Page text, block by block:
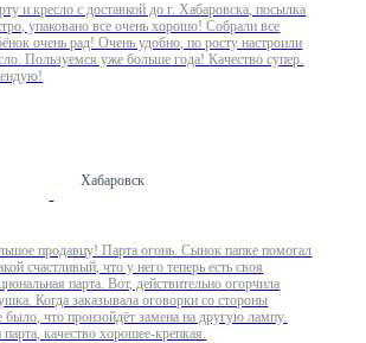
и кресло с доставкой до г. Хабаровска, посылка
упаковано все очень хорошо! Собрали все
очень рад! Очень удобно, по росту настроили
Пользуемся уже больше года! Качество супер.
Хабаровск
продавцу! Парта огонь. Сынок папке помогал
счастливый, что у него теперь есть своя
парта. Вот, действительно огорчила
Когда заказывала оговорки со стороны
было, что произойдёт замена на другую лампу.
парта, качество хорошее-крепкая.